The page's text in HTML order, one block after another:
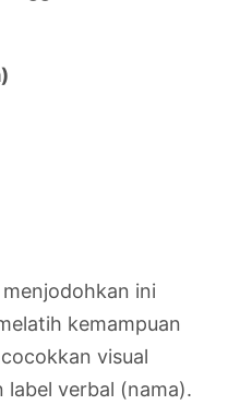
menjodohkan ini
kemampuan
visual
label verbal (nama).